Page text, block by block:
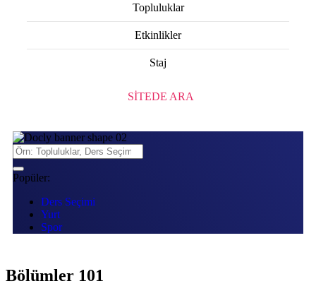
Topluluklar
Etkinlikler
Staj
SİTEDE ARA
Popüler:
Ders Seçimi
Yurt
Spor
Bölümler 101